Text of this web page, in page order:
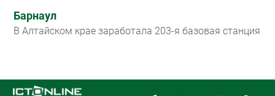
Барнаул
В Алтайском крае заработала 203-я базовая станция